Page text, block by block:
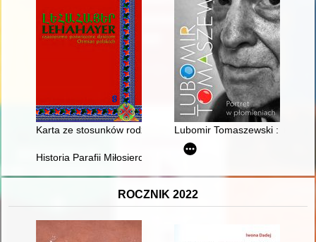
Karta ze stosunków rodzinnych Ormian zamojskich :
Lubomir Tomaszewski : portret
Historia Parafii Miłosierdzia Bożego w Pińczowie
ROCZNIK 2022